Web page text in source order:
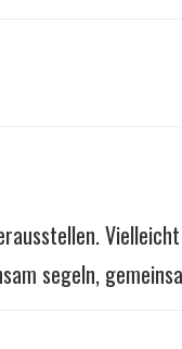
segeln,